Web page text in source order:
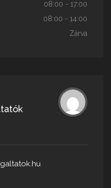
08:00 - 17:00
08:00 - 14:00
Zárva